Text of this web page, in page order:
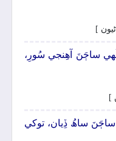
]
لَھي ساڄَنَ آھِنجي سُورِ،
]
ساھُ ڏِيان، توکي